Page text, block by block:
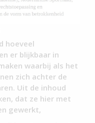
hoeveel
er blijkbaar in
waarbij als het
zich achter de
Uit de inhoud
dat ze hier met
gewerkt,